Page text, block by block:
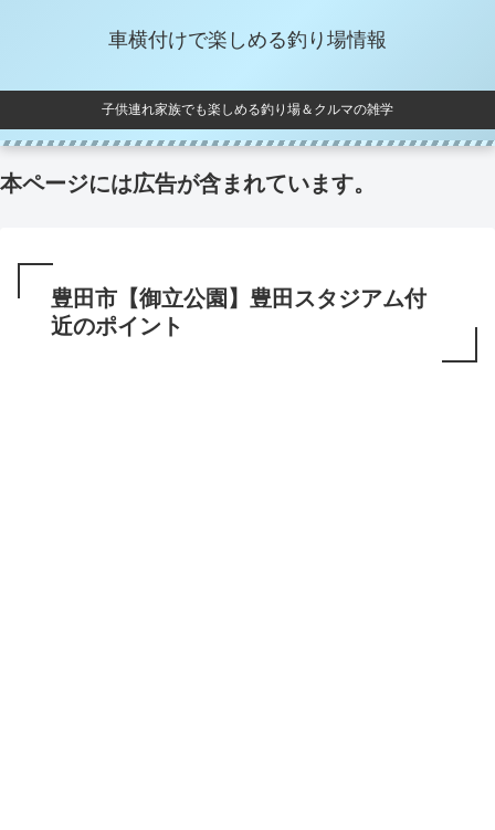
車横付けで楽しめる釣り場情報
子供連れ家族でも楽しめる釣り場＆クルマの雑学
本ページには広告が含まれています。
豊田市【御立公園】豊田スタジアム付
近のポイント